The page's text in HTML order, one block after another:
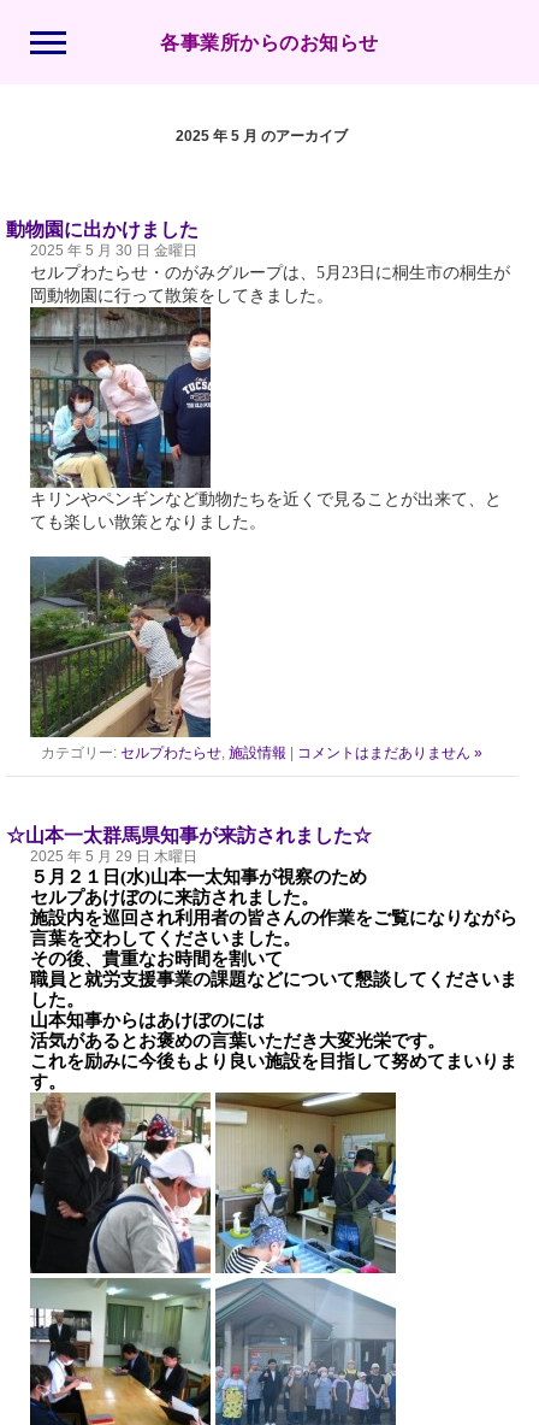
各事業所からのお知らせ
2025 年 5 月 のアーカイブ
動物園に出かけました
2025 年 5 月 30 日 金曜日
セルプわたらせ・のがみグループは、 5月 23 日に桐生市の桐生が
岡動物園に行って散策をしてきました。
キリンやペンギンなど動物たちを近くで見ることが出来て、と
ても楽しい散策となりました。
カテゴリー:セルプわたらせ,施設情報 コメントはまだありません »
☆山本一太群馬県知事が来訪されました☆
2025 年 5 月 29 日 木曜日
５月２１日(水)山本一太知事が視察のため
セルプあけぼのに来訪されました。
施設内を巡回され利用者の皆さんの作業をご覧になりながら
言葉を交わしてくださいました。
その後、貴重なお時間を割いて
職員と就労支援事業の課題などについて懇談してくださいま
した。
山本知事からはあけぼのには
活気があるとお褒めの言葉いただき大変光栄です。
これを励みに今後もより良い施設を目指して努めてまいりま
す。